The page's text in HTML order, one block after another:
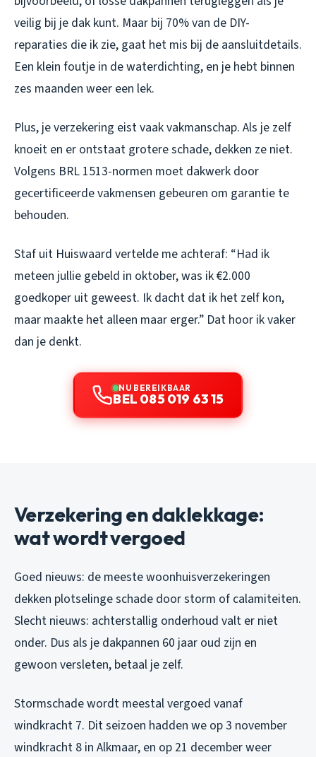
veilig bij je dak kunt. Maar bij 70% van de DIY-
reparaties die ik zie, gaat het mis bij de aansluitdetails.
Een klein foutje in de waterdichting, en je hebt binnen
zes maanden weer een lek.
Plus, je verzekering eist vaak vakmanschap. Als je zelf
knoeit en er ontstaat grotere schade, dekken ze niet.
Volgens BRL 1513-normen moet dakwerk door
gecertificeerde vakmensen gebeuren om garantie te
behouden.
Staf uit Huiswaard vertelde me achteraf: “Had ik
meteen jullie gebeld in oktober, was ik €2.000
goedkoper uit geweest. Ik dacht dat ik het zelf kon,
maar maakte het alleen maar erger.” Dat hoor ik vaker
dan je denkt.
NU BEREIKBAAR
BEL 085 019 63 15
Verzekering en daklekkage:
wat wordt vergoed
Goed nieuws: de meeste woonhuisverzekeringen
dekken plotselinge schade door storm of calamiteiten.
Slecht nieuws: achterstallig onderhoud valt er niet
onder. Dus als je dakpannen 60 jaar oud zijn en
gewoon versleten, betaal je zelf.
Stormschade wordt meestal vergoed vanaf
windkracht 7. Dit seizoen hadden we op 3 november
windkracht 8 in Alkmaar, en op 21 december weer